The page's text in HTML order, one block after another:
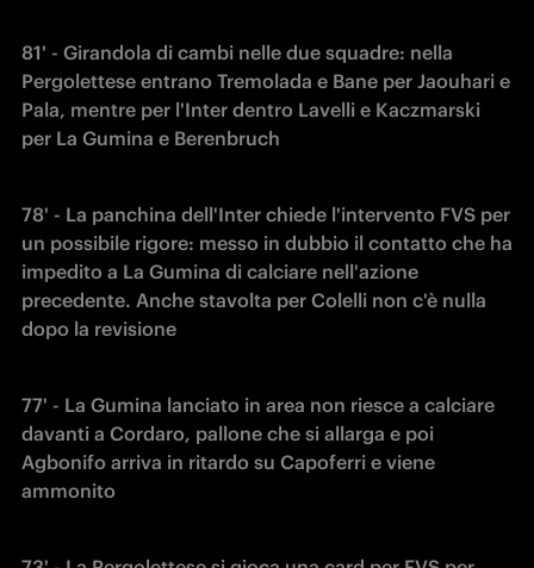
81' - Girandola di cambi nelle due squadre: nella
Pergolettese entrano Tremolada e Bane per Jaouhari e
Pala, mentre per l'Inter dentro Lavelli e Kaczmarski
per La Gumina e Berenbruch
78' - La panchina dell'Inter chiede l'intervento FVS per
un possibile rigore: messo in dubbio il contatto che ha
impedito a La Gumina di calciare nell'azione
precedente. Anche stavolta per Colelli non c'è nulla
dopo la revisione
77' - La Gumina lanciato in area non riesce a calciare
davanti a Cordaro, pallone che si allarga e poi
Agbonifo arriva in ritardo su Capoferri e viene
ammonito